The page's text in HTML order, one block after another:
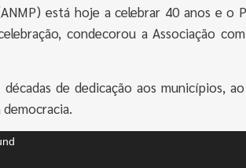
está hoje a celebrar 40 anos e o
condecorou a Associação
de dedicação aos municípios,